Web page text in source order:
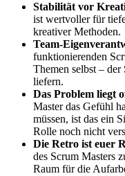
Stabilität vor
ist wertvoller für
kreativer Methoden.
Team-
funktionierenden
Themen selbst –
liefern.
Das Problem liegt
Master das Gefühl
müssen, ist das ein
Rolle noch nicht
Die Retro ist euer
des Scrum Masters
Raum für die